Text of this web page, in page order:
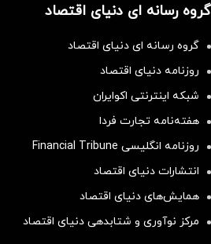
گروه رسانه ای دنیای اقتصاد
گروه رسانه ای دنیای اقتصاد
روزنامه دنیای اقتصاد
شبکه اینترنتی اکوایران
هفته‌نامه تجارت فردا
روزنامه انگلیسی Financial Tribune
انتشارات دنیای اقتصاد
همایش‌های دنیای اقتصاد
مرکز نوآوری و شتابدهی دنیای اقتصاد